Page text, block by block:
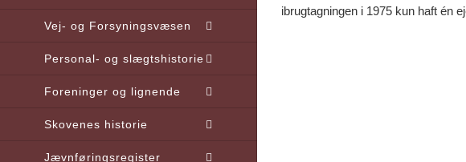
Vej- og Forsyningsvæsen
Personal- og slægtshistorie
Foreninger og lignende
Skovenes historie
Jævnføringsregister
ibrugtagningen i 1975 kun haft én